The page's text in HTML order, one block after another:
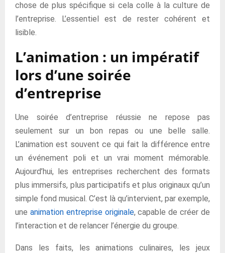
chose de plus spécifique si cela colle à la culture de
l’entreprise. L’essentiel est de rester cohérent et
lisible.
L’animation : un impératif
lors d’une soirée
d’entreprise
Une soirée d’entreprise réussie ne repose pas
seulement sur un bon repas ou une belle salle.
L’animation est souvent ce qui fait la différence entre
un événement poli et un vrai moment mémorable.
Aujourd’hui, les entreprises recherchent des formats
plus immersifs, plus participatifs et plus originaux qu’un
simple fond musical. C’est là qu’intervient, par exemple,
une animation entreprise originale, capable de créer de
l’interaction et de relancer l’énergie du groupe.
Dans les faits, les animations culinaires, les jeux